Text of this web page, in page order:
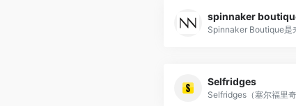
spinnaker
Selfridges